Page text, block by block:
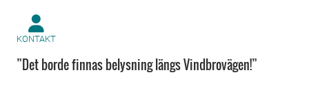
KONTAKT
”Det borde finnas belysning längs Vindbrovägen!”